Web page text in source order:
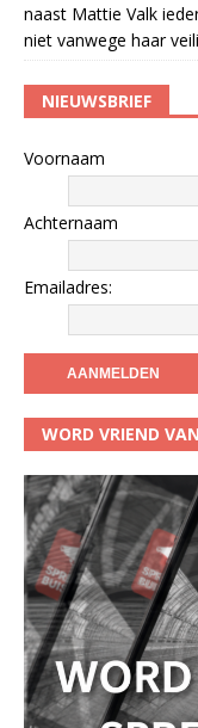
naast Mattie Valk
niet vanwege haar
NIEUWSBRIEF
Voornaam
Achternaam
Emailadres:
WORD VRIEND